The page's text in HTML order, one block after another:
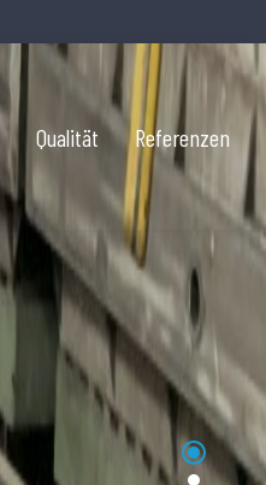
Qualität Referenzen